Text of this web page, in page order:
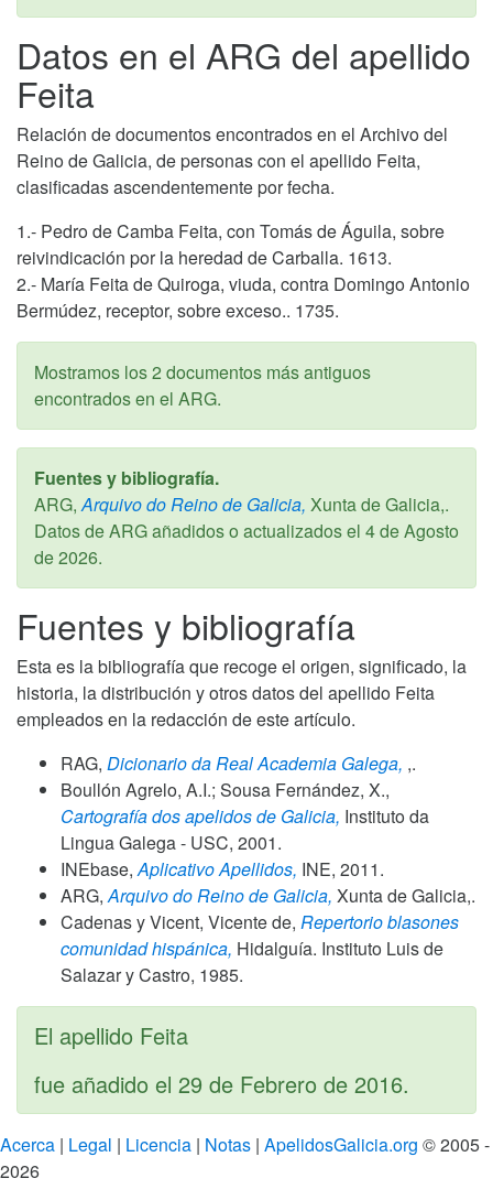
Datos en el ARG del apellido
Feita
Relación de documentos encontrados en el Archivo del
Reino de Galicia, de personas con el apellido Feita,
clasificadas ascendentemente por fecha.
1.- Pedro de Camba Feita, con Tomás de Águila, sobre
reivindicación por la heredad de Carballa. 1613.
2.- María Feita de Quiroga, viuda, contra Domingo Antonio
Bermúdez, receptor, sobre exceso.. 1735.
Mostramos los 2 documentos más antiguos
encontrados en el ARG.
Fuentes y bibliografía.
ARG,Arquivo do Reino de Galicia, Xunta de Galicia,.
Datos de ARG añadidos o actualizados el 4 de Agosto
de 2026.
Fuentes y bibliografía
Esta es la bibliografía que recoge el origen, significado, la
historia, la distribución y otros datos del apellido Feita
empleados en la redacción de este artículo.
RAG, Dicionario da Real Academia Galega, ,.
Boullón Agrelo, A.I.; Sousa Fernández, X.,
Cartografía dos apelidos de Galicia, Instituto da
Lingua Galega - USC, 2001.
INEbase,Aplicativo Apellidos, INE, 2011.
ARG,Arquivo do Reino de Galicia, Xunta de Galicia,.
Cadenas y Vicent, Vicente de, Repertorio blasones
comunidad hispánica, Hidalguía. Instituto Luis de
Salazar y Castro, 1985.
El apellido Feita
fue añadido el 29 de Febrero de 2016.
Acerca | Legal | Licencia | Notas | ApelidosGalicia.org © 2005 -
2026